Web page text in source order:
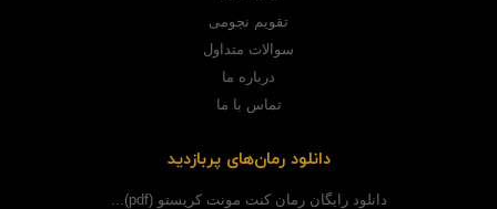
تقویم نجومی
سوالات متداول
درباره ما
تماس با ما
دانلود رمان‌های پربازدید
دانلود رایگان رمان کنت مونت کریستو (pdf)...